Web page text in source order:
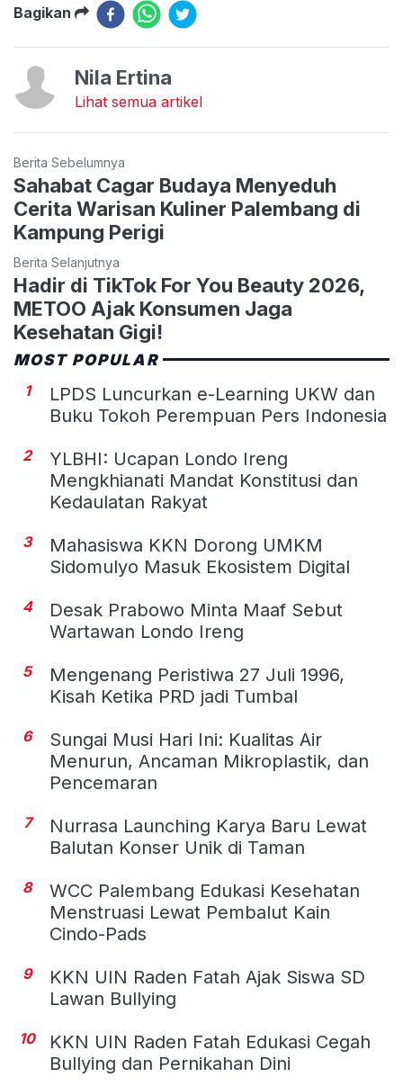
Bagikan
Nila Ertina
Lihat semua artikel
Berita Sebelumnya
Sahabat Cagar Budaya Menyeduh
Cerita Warisan Kuliner Palembang di
Kampung Perigi
Berita Selanjutnya
Hadir di TikTok For You Beauty 2026,
METOO Ajak Konsumen Jaga
Kesehatan Gigi!
MOST POPULAR
1
LPDS Luncurkan e-Learning UKW dan
Buku Tokoh Perempuan Pers Indonesia
2
YLBHI: Ucapan Londo Ireng
Mengkhianati Mandat Konstitusi dan
Kedaulatan Rakyat
3
Mahasiswa KKN Dorong UMKM
Sidomulyo Masuk Ekosistem Digital
4
Desak Prabowo Minta Maaf Sebut
Wartawan Londo Ireng
5
Mengenang Peristiwa 27 Juli 1996,
Kisah Ketika PRD jadi Tumbal
6
Sungai Musi Hari Ini: Kualitas Air
Menurun, Ancaman Mikroplastik, dan
Pencemaran
7
Nurrasa Launching Karya Baru Lewat
Balutan Konser Unik di Taman
8
WCC Palembang Edukasi Kesehatan
Menstruasi Lewat Pembalut Kain
Cindo-Pads
9
KKN UIN Raden Fatah Ajak Siswa SD
Lawan Bullying
10
KKN UIN Raden Fatah Edukasi Cegah
Bullying dan Pernikahan Dini